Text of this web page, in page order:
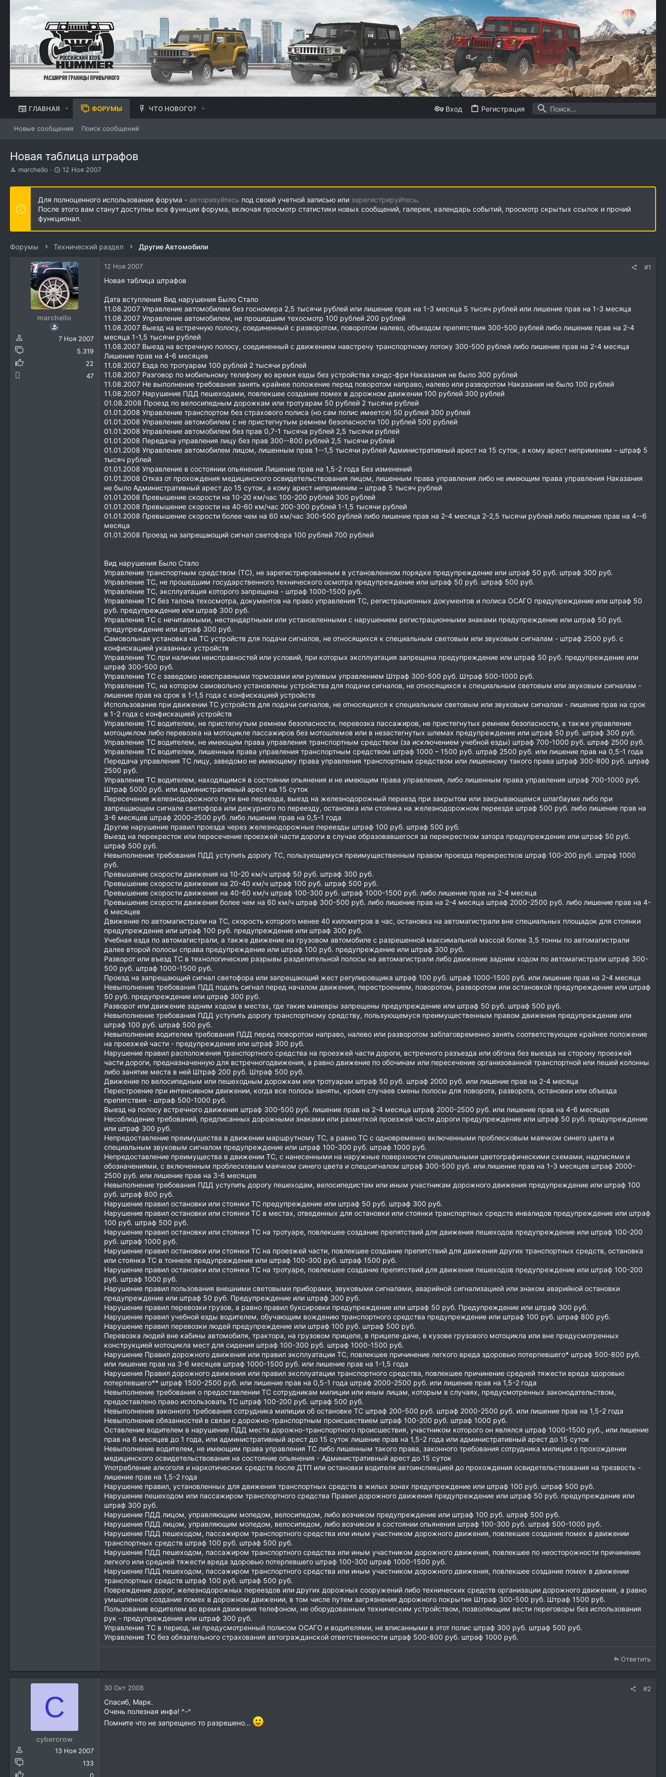
ГЛАВНАЯ ФОРУМЫ ЧТО НОВОГО? Вход Регистрация
Новые сообщения Поиск сообщений
Новая таблица штрафов
А
т
р
т
м
marchello
Д
т
н
а
ч
а
а
12 Ноя 2007
Для полноценного использования форума - авторизуйтесь под своей учетной записью или зарегистрируйтесь.
После этого вам станут доступны все функции форума, включая просмотр статистики новых сообщений, галерея, календарь событий, просмотр скрытых ссылок и прочий
функционал.
Форумы Технический раздел Другие Автомобили
marchello
7 Ноя 2007
5.319
22
47
12 Ноя 2007 #1
Новая таблица штрафов
Дата вступления Вид нарушения Было Стало
11.08.2007 Управление автомобилем без госномера 2,5 тысячи рублей или лишение прав на 1-3 месяца 5 тысяч рублей или лишение прав на 1-3 месяца
11.08.2007 Управление автомобилем, не прошедшим техосмотр 100 рублей 200 рублей
11.08.2007 Выезд на встречную полосу, соединенный с разворотом, поворотом налево, объездом препятствия 300-500 рублей либо лишение прав на 2-4
месяца 1-1,5 тысячи рублей
11.08.2007 Выезд на встречную полосу, соединенный с движением навстречу транспортному потоку 300-500 рублей либо лишение прав на 2-4 месяца
Лишение прав на 4-6 месяцев
11.08.2007 Езда по тротуарам 100 рублей 2 тысячи рублей
11.08.2007 Разговор по мобильному телефону во время езды без устройства хэндс-фри Наказания не было 300 рублей
11.08.2007 Не выполнение требования занять крайнее положение перед поворотом направо, налево или разворотом Наказания не было 100 рублей
11.08.2007 Нарушение ПДД пешеходами, повлекшее создание помех в дорожном движении 100 рублей 300 рублей
01.08.2008 Проезд по велосипедным дорожкам или тротуарам 50 рублей 2 тысячи рублей
01.01.2008 Управление транспортом без страхового полиса (но сам полис имеется) 50 рублей 300 рублей
01.01.2008 Управление автомобилем с не пристегнутым ремнем безопасности 100 рублей 500 рублей
01.01.2008 Управление автомобилем без прав 0,7-1 тысяча рублей 2,5 тысячи рублей
01.01.2008 Передача управления лицу без прав 300--800 рублей 2,5 тысячи рублей
01.01.2008 Управление автомобилем лицом, лишенным прав 1--1,5 тысячи рублей Административный арест на 15 суток, а кому арест неприменим – штраф 5
тысяч рублей
01.01.2008 Управление в состоянии опьянения Лишение прав на 1,5-2 года Без изменений
01.01.2008 Отказ от прохождения медицинского освидетельствования лицом, лишенным права управления либо не имеющим права управления Наказания
не было Административный арест до 15 суток, а кому арест неприменим – штраф 5 тысяч рублей
01.01.2008 Превышение скорости на 10-20 км/час 100-200 рублей 300 рублей
01.01.2008 Превышение скорости на 40-60 км/час 200-300 рублей 1-1,5 тысячи рублей
01.01.2008 Превышение скорости более чем на 60 км/час 300-500 рублей либо лишение прав на 2-4 месяца 2-2,5 тысячи рублей либо лишение прав на 4--6
месяца
01.01.2008 Проезд на запрещающий сигнал светофора 100 рублей 700 рублей
Вид нарушения Было Стало
Управление транспортным средством (ТС), не зарегистрированным в установленном порядке предупреждение или штраф 50 руб. штраф 300 руб.
Управление ТС, не прошедшим государственного технического осмотра предупреждение или штраф 50 руб. штраф 500 руб.
Управление ТС, эксплуатация которого запрещена - штраф 1000-1500 руб.
Управление ТС без талона техосмотра, документов на право управления ТС, регистрационных документов и полиса ОСАГО предупреждение или штраф 50
руб. предупреждение или штраф 300 руб.
Управление ТС с нечитаемыми, нестандартными или установленными с нарушением регистрационными знаками предупреждение или штраф 50 руб.
предупреждение или штраф 300 руб.
Самовольная установка на ТС устройств для подачи сигналов, не относящихся к специальным световым или звуковым сигналам - штраф 2500 руб. с
конфискацией указанных устройств
Управление ТС при наличии неисправностей или условий, при которых эксплуатация запрещена предупреждение или штраф 50 руб. предупреждение или
штраф 300-500 руб.
Управление ТС с заведомо неисправными тормозами или рулевым управлением Штраф 300-500 руб. Штраф 500-1000 руб.
Управление ТС, на котором самовольно установлены устройства для подачи сигналов, не относящихся к специальным световым или звуковым сигналам -
лишение прав на срок в 1-1,5 года с конфискацией устройств
Использование при движении ТС устройств для подачи сигналов, не относящихся к специальным световым или звуковым сигналам - лишение прав на срок
в 1-2 года с конфискацией устройств
Управление ТС водителем, не пристегнутым ремнем безопасности, перевозка пассажиров, не пристегнутых ремнем безопасности, а также управление
мотоциклом либо перевозка на мотоцикле пассажиров без мотошлемов или в незастегнутых шлемах предупреждение или штраф 50 руб. штраф 300 руб.
Управление ТС водителем, не имеющим права управления транспортным средством (за исключением учебной езды) штраф 700-1000 руб. штраф 2500 руб.
Управление ТС водителем, лишенным права управления транспортным средством штраф 1000 – 1500 руб. штраф 2500 руб. или лишение прав на 0,5-1 года
Передача управления ТС лицу, заведомо не имеющему права управления транспортным средством или лишенному такого права штраф 300-800 руб. штраф
2500 руб.
Управление ТС водителем, находящимся в состоянии опьянения и не имеющим права управления, либо лишенным права управления штраф 700-1000 руб.
Штраф 5000 руб. или административный арест на 15 суток
Пересечение железнодорожного пути вне переезда, выезд на железнодорожный переезд при закрытом или закрывающемся шлагбауме либо при
запрещающем сигнале светофора или дежурного по переезду, остановка или стоянка на железнодорожном переезде штраф 500 руб. либо лишение прав на
3-6 месяцев штраф 2000-2500 руб. либо лишение прав на 0,5-1 года
Другие нарушение правил проезда через железнодорожные переезды штраф 100 руб. штраф 500 руб.
Выезд на перекресток или пересечение проезжей части дороги в случае образовавшегося за перекрестком затора предупреждение или штраф 50 руб.
штраф 500 руб.
Невыполнение требования ПДД уступить дорогу ТС, пользующемуся преимущественным правом проезда перекрестков штраф 100-200 руб. штраф 1000
руб.
Превышение скорости движения на 10-20 км/ч штраф 50 руб. штраф 300 руб.
Превышение скорости движения на 20-40 км/ч штраф 100 руб. штраф 500 руб.
Превышение скорости движения на 40-60 км/ч штраф 100-300 руб. штраф 1000-1500 руб. либо лишение прав на 2-4 месяца
Превышение скорости движения более чем на 60 км/ч штраф 300-500 руб. либо лишение прав на 2-4 месяца штраф 2000-2500 руб. либо лишение прав на 4-
6 месяцев
Движение по автомагистрали на ТС, скорость которого менее 40 километров в час, остановка на автомагистрали вне специальных площадок для стоянки
предупреждение или штраф 100 руб. предупреждение или штраф 300 руб.
Учебная езда по автомагистрали, а также движение на грузовом автомобиле с разрешенной максимальной массой более 3,5 тонны по автомагистрали
далее второй полосы справа предупреждение или штраф 100 руб. предупреждение или штраф 300 руб.
Разворот или въезд ТС в технологические разрывы разделительной полосы на автомагистрали либо движение задним ходом по автомагистрали штраф 300-
500 руб. штраф 1000-1500 руб.
Проезд на запрещающий сигнал светофора или запрещающий жест регулировщика штраф 100 руб. штраф 1000-1500 руб. или лишение прав на 2-4 месяца
Невыполнение требования ПДД подать сигнал перед началом движения, перестроением, поворотом, разворотом или остановкой предупреждение или штраф
50 руб. предупреждение или штраф 300 руб.
Разворот или движение задним ходом в местах, где такие маневры запрещены предупреждение или штраф 50 руб. штраф 500 руб.
Невыполнение требования ПДД уступить дорогу транспортному средству, пользующемуся преимущественным правом движения предупреждение или
штраф 100 руб. штраф 500 руб.
Невыполнение водителем требования ПДД перед поворотом направо, налево или разворотом заблаговременно занять соответствующее крайнее положение
на проезжей части - предупреждение или штраф 300 руб.
Нарушение правил расположения транспортного средства на проезжей части дороги, встречного разъезда или обгона без выезда на сторону проезжей
части дороги, предназначенную для встречногодвижения, а равно движение по обочинам или пересечение организованной транспортной или пешей колонны
либо занятие места в ней Штраф 200 руб. Штраф 500 руб.
Движение по велосипедным или пешеходным дорожкам или тротуарам штраф 50 руб. штраф 2000 руб. или лишение прав на 2-4 месяца
Перестроение при интенсивном движении, когда все полосы заняты, кроме случаев смены полосы для поворота, разворота, остановки или объезда
препятствия - штраф 500-1000 руб.
Выезд на полосу встречного движения штраф 300-500 руб. лишение прав на 2-4 месяца штраф 2000-2500 руб. или лишение прав на 4-6 месяцев
Несоблюдение требований, предписанных дорожными знаками или разметкой проезжей части дороги предупреждение или штраф 50 руб. предупреждение
или штраф 300 руб.
Непредоставление преимущества в движении маршрутному ТС, а равно ТС с одновременно включенными проблесковым маячком синего цвета и
специальным звуковым сигналом предупреждение или штраф 100-300 руб. штраф 1000 руб.
Непредоставление преимущества в движении ТС, с нанесенными на наружные поверхности специальными цветографическими схемами, надписями и
обозначениями, с включенным проблесковым маячком синего цвета и спецсигналом штраф 300-500 руб. или лишение прав на 1-3 месяцев штраф 2000-
2500 руб. или лишение прав на 3-6 месяцев
Невыполнение требования ПДД уступить дорогу пешеходам, велосипедистам или иным участникам дорожного движения предупреждение или штраф 100
руб. штраф 800 руб.
Нарушение правил остановки или стоянки ТС предупреждение или штраф 50 руб. штраф 300 руб.
Нарушение правил остановки или стоянки ТС в местах, отведенных для остановки или стоянки транспортных средств инвалидов предупреждение или штраф
100 руб. штраф 500 руб.
Нарушение правил остановки или стоянки ТС на тротуаре, повлекшее создание препятствий для движения пешеходов предупреждение или штраф 100-200
руб. штраф 1000 руб.
Нарушение правил остановки или стоянки ТС на проезжей части, повлекшее создание препятствий для движения других транспортных средств, остановка
или стоянка ТС в тоннеле предупреждение или штраф 100-300 руб. штраф 1500 руб.
Нарушение правил остановки или стоянки ТС на тротуаре, повлекшее создание препятствий для движения пешеходов предупреждение или штраф 100-200
руб. штраф 1000 руб.
Нарушение правил пользования внешними световыми приборами, звуковыми сигналами, аварийной сигнализацией или знаком аварийной остановки
предупреждение или штраф 50 руб. Предупреждение или штраф 300 руб.
Нарушение правил перевозки грузов, а равно правил буксировки предупреждение или штраф 50 руб. Предупреждение или штраф 300 руб.
Нарушение правил учебной езды водителем, обучающим вождению транспортного средства предупреждение или штраф 100 руб. штраф 800 руб.
Нарушение правил перевозки людей предупреждение или штраф 100 руб. штраф 500 руб.
Перевозка людей вне кабины автомобиля, трактора, на грузовом прицепе, в прицепе-даче, в кузове грузового мотоцикла или вне предусмотренных
конструкцией мотоцикла мест для сидения штраф 100-300 руб. штраф 1000-1500 руб.
Нарушение Правил дорожного движения или правил эксплуатации ТС, повлекшее причинение легкого вреда здоровью потерпевшего* штраф 500-800 руб.
или лишение прав на 3-6 месяцев штраф 1000-1500 руб. или лишение прав на 1-1,5 года
Нарушение Правил дорожного движения или правил эксплуатации транспортного средства, повлекшее причинение средней тяжести вреда здоровью
потерпевшего** штраф 1500-2500 руб. или лишение прав на 0,5-1 года штраф 2000-2500 руб. или лишение прав на 1,5-2 года
Невыполнение требования о предоставлении ТС сотрудникам милиции или иным лицам, которым в случаях, предусмотренных законодательством,
предоставлено право использовать ТС штраф 100-200 руб. штраф 500 руб.
Невыполнение законного требования сотрудника милиции об остановке ТС штраф 200-500 руб. штраф 2000-2500 руб. или лишение прав на 1,5-2 года
Невыполнение обязанностей в связи с дорожно-транспортным происшествием штраф 100-200 руб. штраф 1000 руб.
Оставление водителем в нарушение ПДД места дорожно-транспортного происшествия, участником которого он являлся штраф 1000-1500 руб., или лишение
прав на 6 месяцев до 1 года, или административный арест до 15 суток лишение прав на 1,5-2 года или административный арест до 15 суток
Невыполнение водителем, не имеющим права управления ТС либо лишенным такого права, законного требования сотрудника милиции о прохождении
медицинского освидетельствования на состояние опьянения - Административный арест до 15 суток
Употребление алкоголя и наркотических средств после ДТП или остановки водителя автоинспекцией до прохождения освидетельствования на трезвость -
лишение прав на 1,5-2 года
Нарушение правил, установленных для движения транспортных средств в жилых зонах предупреждение или штраф 100 руб. штраф 500 руб.
Нарушение пешеходом или пассажиром транспортного средства Правил дорожного движения предупреждение или штраф 50 руб. предупреждение или
штраф 300 руб.
Нарушение ПДД лицом, управляющим мопедом, велосипедом, либо возчиком предупреждение или штраф 100 руб. штраф 500 руб.
Нарушение ПДД лицом, управляющим мопедом, велосипедом, либо возчиком в состоянии опьянения штраф 100-300 руб. штраф 500-1000 руб.
Нарушение ПДД пешеходом, пассажиром транспортного средства или иным участником дорожного движения, повлекшее создание помех в движении
транспортных средств штраф 100 руб. штраф 500 руб.
Нарушение ПДД пешеходом, пассажиром транспортного средства или иным участником дорожного движения, повлекшее по неосторожности причинение
легкого или средней тяжести вреда здоровью потерпевшего штраф 100-300 штраф 1000-1500 руб.
Нарушение ПДД пешеходом, пассажиром транспортного средства или иным участником дорожного движения, повлекшее создание помех в движении
транспортных средств штраф 100 руб. штраф 500 руб.
Повреждение дорог, железнодорожных переездов или других дорожных сооружений либо технических средств организации дорожного движения, а равно
умышленное создание помех в дорожном движении, в том числе путем загрязнения дорожного покрытия Штраф 300-500 руб. Штраф 1500 руб.
Пользование водителем во время движения телефоном, не оборудованным техническим устройством, позволяющим вести переговоры без использования
рук - предупреждение или штраф 300 руб.
Управление ТС в период, не предусмотренный полисом ОСАГО и водителями, не вписанными в этот полис штраф 300 руб. штраф 500 руб.
Управление ТС без обязательного страхования автогражданской ответственности штраф 500-800 руб. штраф 1000 руб.
Ответить
C
cybercrow
13 Ноя 2007
133
30 Окт 2008 #2
Спасиб, Марк.
Очень полезная инфа! ^-^
Помните что не запрещено то разрешено...